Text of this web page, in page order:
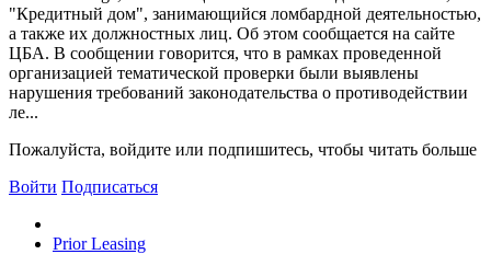
"Кредитный дом", занимающийся ломбардной деятельностью,
а также их должностных лиц. Об этом сообщается на сайте
ЦБА. В сообщении говорится, что в рамках проведенной
организацией тематической проверки были выявлены
нарушения требований законодательства о противодействии
ле...
Пожалуйста, войдите или подпишитесь, чтобы читать больше
Войти Подписаться
Prior Leasing